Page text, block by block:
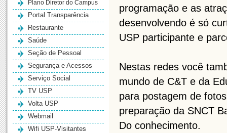
Plano Diretor do Campus
Portal Transparência
Restaurante
Saúde
Seção de Pessoal
Segurança e Acessos
Serviço Social
TV USP
Volta USP
Webmail
Wifi USP-Visitantes
programação e as
desenvolvendo é só
USP participante e
Nestas redes você
mundo de C&T e da
para postagem de
preparação da SNCT
Do conhecimento.